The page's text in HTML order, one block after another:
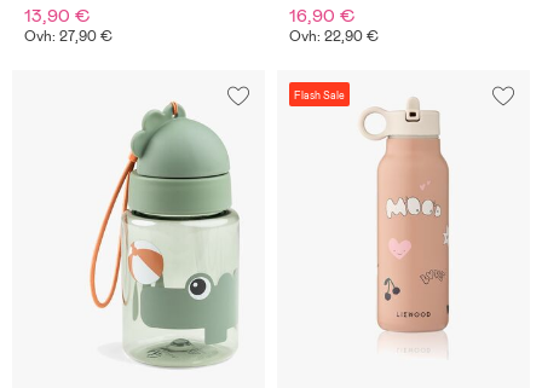
13,90 €
Ovh: 27,90 €
16,90 €
Ovh: 22,90 €
Flash Sale